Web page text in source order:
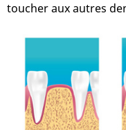
toucher aux autres